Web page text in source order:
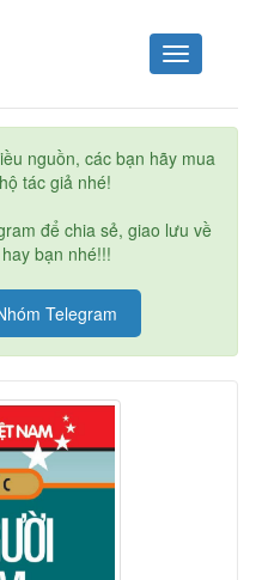
Toggle
navigation
nguồn, các bạn hãy mua
tác giả nhé!
để chia sẻ, giao lưu về
bạn nhé!!!
Telegram